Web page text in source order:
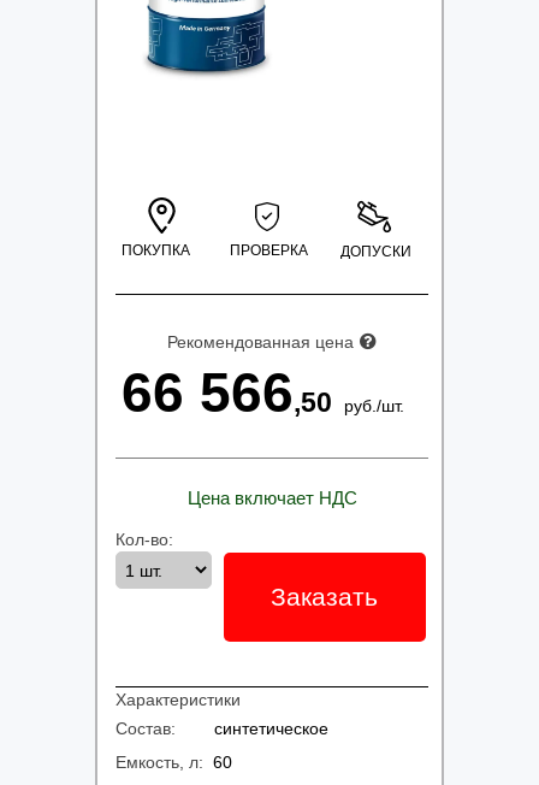
ПОКУПКА ПРОВЕРКА ДОПУСКИ
Рекомендованная цена
66 566,50 руб./шт.
Цена включает НДС
Кол-во:
Заказать
Характеристики
Состав: синтетическое
Емкость, л: 60